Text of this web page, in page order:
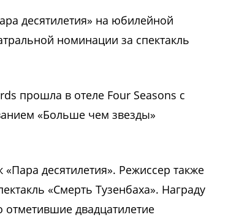
десятилетия» на юбилейной
номинации за спектакль
прошла в отеле Four Seasons с
«Больше чем звезды»
десятилетия». Режиссер также
«Смерть Тузенбаха». Награду
двадцатилетие